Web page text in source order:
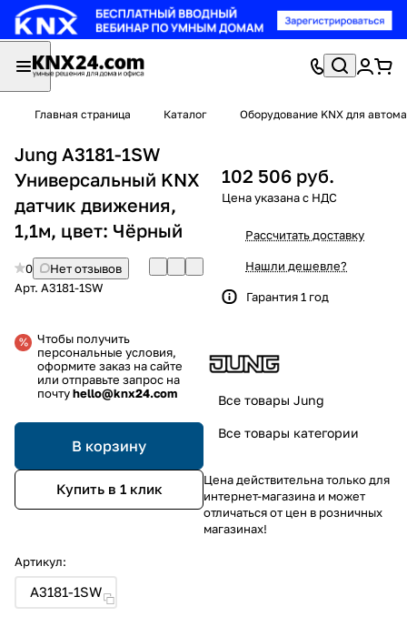
Главная страница Каталог Оборудование KNX для
Jung A3181-1SW
Универсальный KNX
датчик движения,
1,1м, цвет: Чёрный
0
Нет отзывов
Арт. A3181-1SW
Чтобы получить
персональные условия,
оформите заказ на сайте
или отправьте запрос на
почтуhello@knx24.com
В корзину
Купить в 1 клик
Артикул:
A3181-1SW
102 506 руб.
Рассчитать доставку
Нашли дешевле?
Гарантия 1 год
Все товары Jung
Все товары категории
Цена действительна только для
интернет-магазина и может
отличаться от цен в розничных
магазинах!